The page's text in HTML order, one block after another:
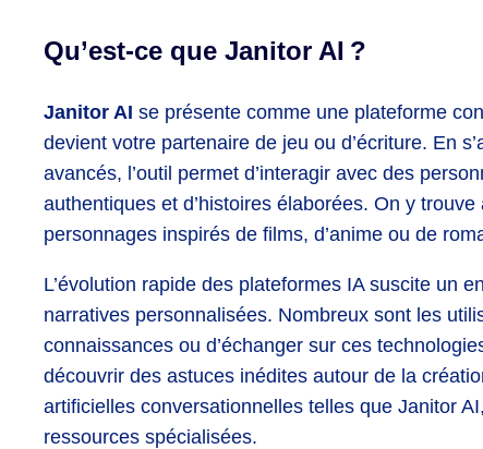
Qu’est-ce que Janitor AI ?
Janitor AI se présente comme une plateforme
devient votre partenaire de jeu ou d’écriture. En
avancés, l’outil permet d’interagir avec des
authentiques et d’histoires élaborées. On y
personnages inspirés de films, d’anime ou de
L’évolution rapide des plateformes IA suscite un
narratives personnalisées. Nombreux sont les
connaissances ou d’échanger sur ces
découvrir des astuces inédites autour de la
artificielles conversationnelles telles que Janitor
ressources spécialisées.